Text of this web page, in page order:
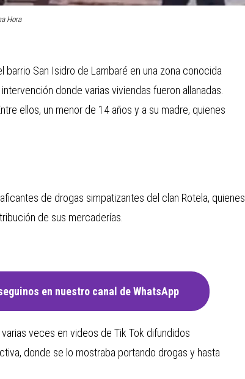
Hora
San Isidro de Lambaré en una zona conocida
donde varias viviendas fueron allanadas.
ellos, un menor de 14 años y a su madre, quienes
de drogas simpatizantes del clan Rotela, quienes
de sus mercaderías.
en nuestro canal de WhatsApp
veces en videos de Tik Tok difundidos
donde se lo mostraba portando drogas y hasta